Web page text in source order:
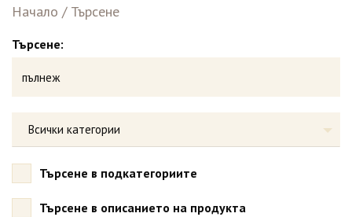
Начало / Търсене
Търсене:
Всички категории
Търсене в подкатегориите
Търсене в описанието на продукта